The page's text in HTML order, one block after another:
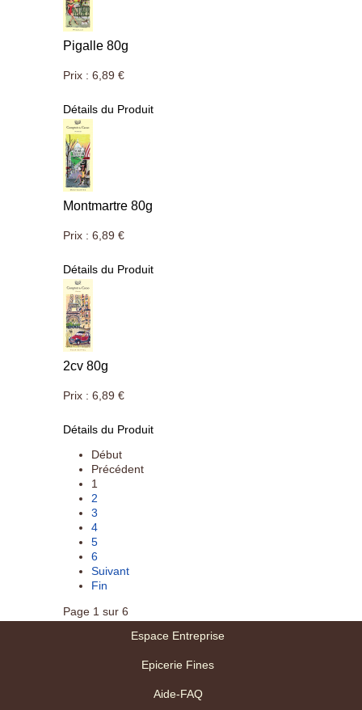
Pigalle 80g
Prix : 6,89 €
Détails du Produit
Montmartre 80g
Prix : 6,89 €
Détails du Produit
2cv 80g
Prix : 6,89 €
Détails du Produit
Début
Précédent
1
2
3
4
5
6
Suivant
Fin
Page 1 sur 6
Espace Entreprise
Epicerie Fines
Aide-FAQ